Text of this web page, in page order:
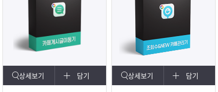
상세보기 담기 상세보기 담기